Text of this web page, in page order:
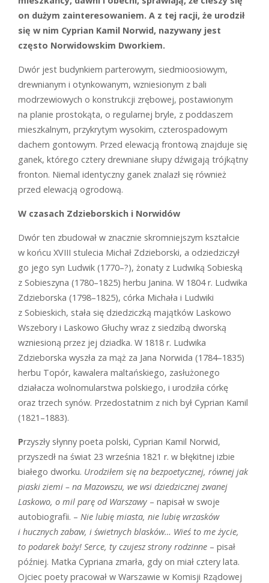
on dużym zainteresowaniem. A z tej racji, że urodził
się w nim Cyprian Kamil Norwid, nazywany jest
często Norwidowskim Dworkiem.
Dwór jest budynkiem parterowym, siedmioosiowym,
drewnianym i otynkowanym, wzniesionym z bali
modrzewiowych o konstrukcji zrębowej, postawionym
na planie prostokąta, o regularnej bryle, z poddaszem
mieszkalnym, przykrytym wysokim, czterospadowym
dachem gontowym. Przed elewacją frontową znajduje się
ganek, którego cztery drewniane słupy dźwigają trójkątny
fronton. Niemal identyczny ganek znalazł się również
przed elewacją ogrodową.
W czasach Zdzieborskich i Norwidów
Dwór ten zbudował w znacznie skromniejszym kształcie
w końcu XVIII stulecia Michał Zdzieborski, a odziedziczył
go jego syn Ludwik (1770–?), żonaty z Ludwiką Sobieską
z Sobieszyna (1780–1825) herbu Janina. W 1804 r. Ludwika
Zdzieborska (1798–1825), córka Michała i Ludwiki
z Sobieskich, stała się dziedziczką majątków Laskowo
Wszebory i Laskowo Głuchy wraz z siedzibą dworską
wzniesioną przez jej dziadka. W 1818 r. Ludwika
Zdzieborska wyszła za mąż za Jana Norwida (1784–1835)
herbu Topór, kawalera maltańskiego, zasłużonego
działacza wolnomularstwa polskiego, i urodziła córkę
oraz trzech synów. Przedostatnim z nich był Cyprian Kamil
(1821–1883).
Przyszły słynny poeta polski, Cyprian Kamil Norwid,
przyszedł na świat 23 września 1821 r. w błękitnej izbie
białego dworku. Urodziłem się na bezpoetycznej, równej jak
piaski ziemi – na Mazowszu, we wsi dziedzicznej zwanej
Laskowo, o mil parę od Warszawy – napisał w swoje
autobiografii. – Nie lubię miasta, nie lubię wrzasków
i hucznych zabaw, i świetnych blasków… Wieś to me życie,
to podarek boży! Serce, ty czujesz strony rodzinne – pisał
później. Matka Cypriana zmarła, gdy on miał cztery lata.
Ojciec poety pracował w Warszawie w Komisji Rządowej